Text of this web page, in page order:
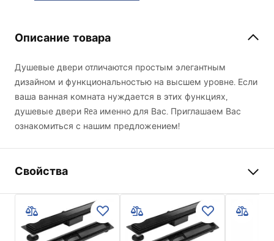
Описание товара
Душевые двери отличаются простым элегантным
дизайном и функциональностью на высшем уровне. Если
ваша ванная комната нуждается в этих функциях,
душевые двери Rea именно для Вас. Приглашаем Вас
ознакомиться с нашим предложением!
Свойства
Способ открытия дверей
Распашные
Размер дверей
90